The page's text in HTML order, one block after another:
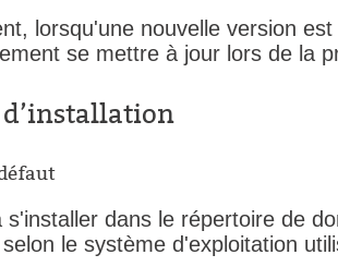
lorsqu'une nouvelle version
se mettre à jour lors de la
d’installation
s'installer dans le répertoire de
le système d'exploitation